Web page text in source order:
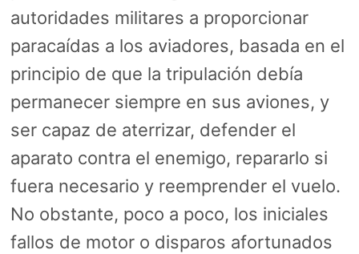
autoridades militares a proporcionar
paracaídas a los aviadores, basada en el
principio de que la tripulación debía
permanecer siempre en sus aviones, y
ser capaz de aterrizar, defender el
aparato contra el enemigo, repararlo si
fuera necesario y reemprender el vuelo.
No obstante, poco a poco, los iniciales
fallos de motor o disparos afortunados